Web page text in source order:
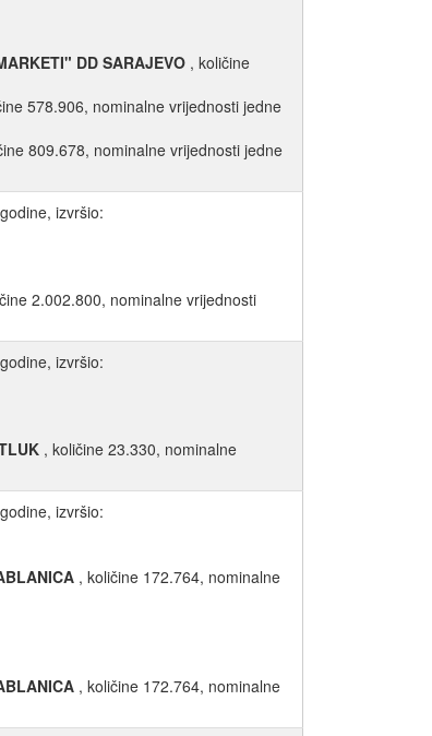
DD SARAJEVO , količine
578.906, nominalne vrijednosti jedne
809.678, nominalne vrijednosti jedne
izvršio:
2.002.800, nominalne vrijednosti
izvršio:
, količine 23.330, nominalne
izvršio:
, količine 172.764, nominalne
, količine 172.764, nominalne